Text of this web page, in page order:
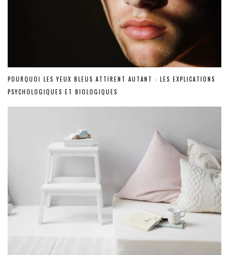
POURQUOI LES YEUX BLEUS ATTIRENT AUTANT : LES EXPLICATIONS
PSYCHOLOGIQUES ET BIOLOGIQUES